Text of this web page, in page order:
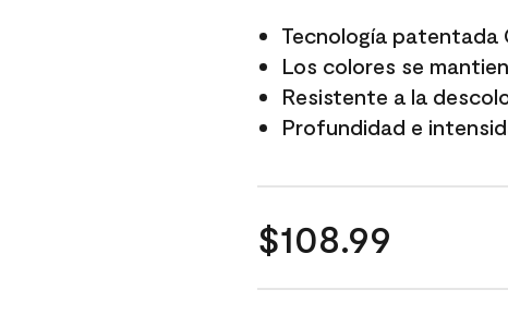
Tecnología patentada
Los colores se
Resistente a la
Profundidad e
$108.99